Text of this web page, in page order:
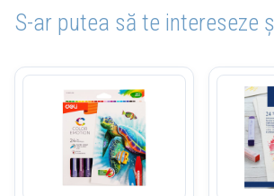
S-ar putea să te intereseze